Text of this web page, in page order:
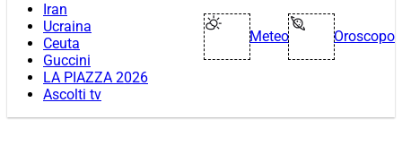
Iran
Ucraina
Ceuta
Guccini
LA PIAZZA 2026
Ascolti tv
Meteo Oroscopo